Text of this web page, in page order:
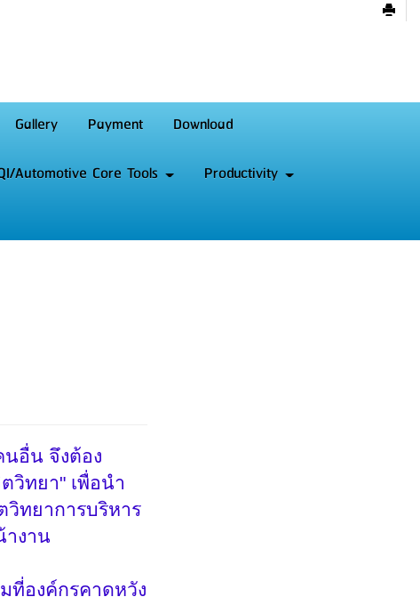
Gallery Payment
Download
Automotive Core Tools
Productivity
อื่น จึงต้อง
วิทยา" เพื่อนำ
วิทยาการบริหาร
างาน
ที่องค์กรคาดหวัง